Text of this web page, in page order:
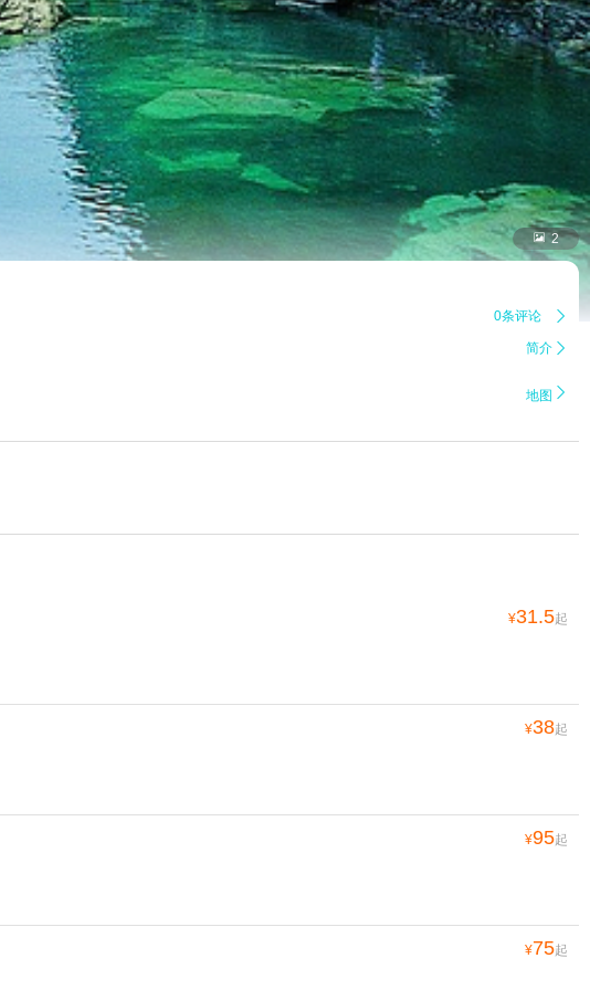
 2
0条评论 
简介 
地图 
¥31.5起
¥38起
¥95起
¥75起